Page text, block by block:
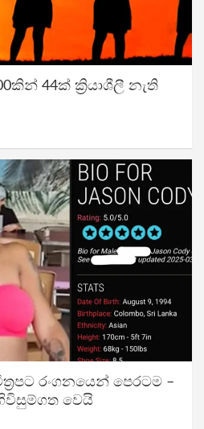
44ක් ක්‍රියාශීලී නැති
රංගනයෙන් පෙරටම –
වෙයි